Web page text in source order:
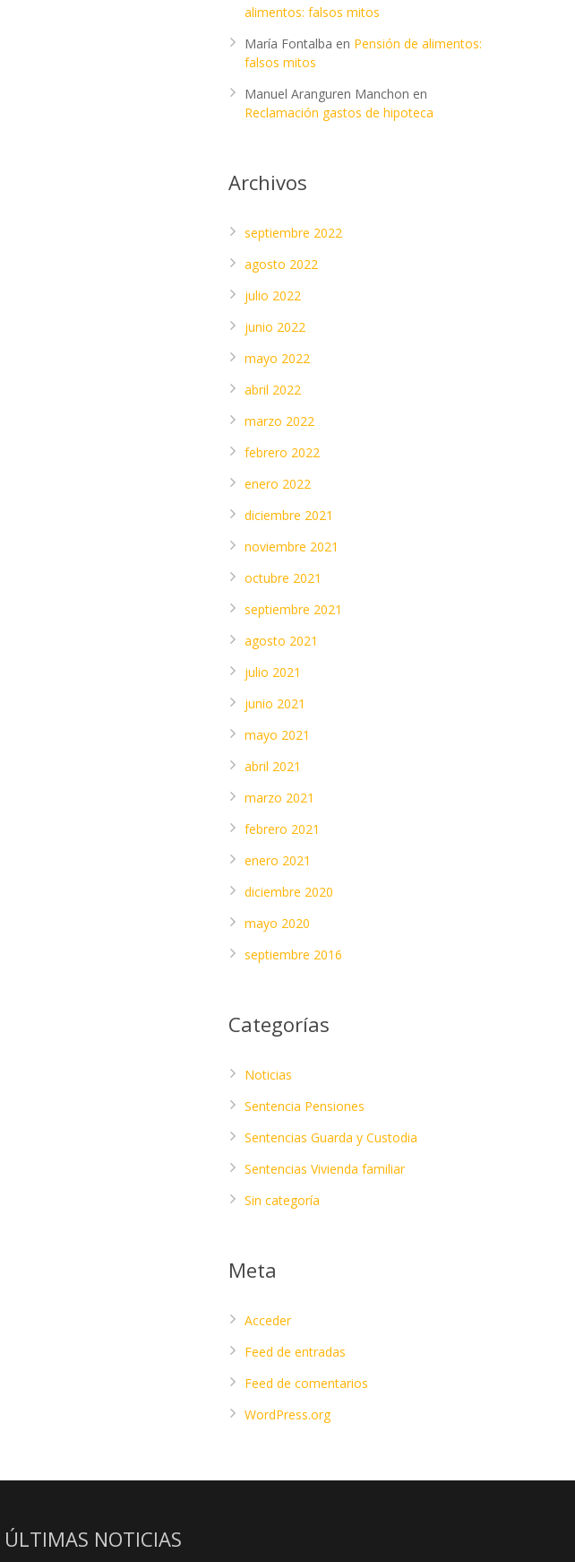
alimentos: falsos mitos
María Fontalba en Pensión de alimentos:
falsos mitos
Manuel Aranguren Manchon en
Reclamación gastos de hipoteca
Archivos
septiembre 2022
agosto 2022
julio 2022
junio 2022
mayo 2022
abril 2022
marzo 2022
febrero 2022
enero 2022
diciembre 2021
noviembre 2021
octubre 2021
septiembre 2021
agosto 2021
julio 2021
junio 2021
mayo 2021
abril 2021
marzo 2021
febrero 2021
enero 2021
diciembre 2020
mayo 2020
septiembre 2016
Categorías
Noticias
Sentencia Pensiones
Sentencias Guarda y Custodia
Sentencias Vivienda familiar
Sin categoría
Meta
Acceder
Feed de entradas
Feed de comentarios
WordPress.org
ÚLTIMAS NOTICIAS